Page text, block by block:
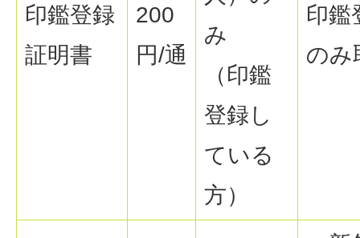
印鑑登録
証明書
200
円/通
み
（印鑑
登録し
ている
方）
印鑑
のみ